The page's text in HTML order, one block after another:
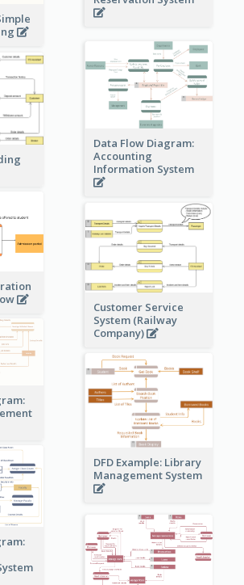
Data Flow Diagram:
Accounting
Information System
Customer Service
System (Railway
Company)
DFD Example: Library
Management System